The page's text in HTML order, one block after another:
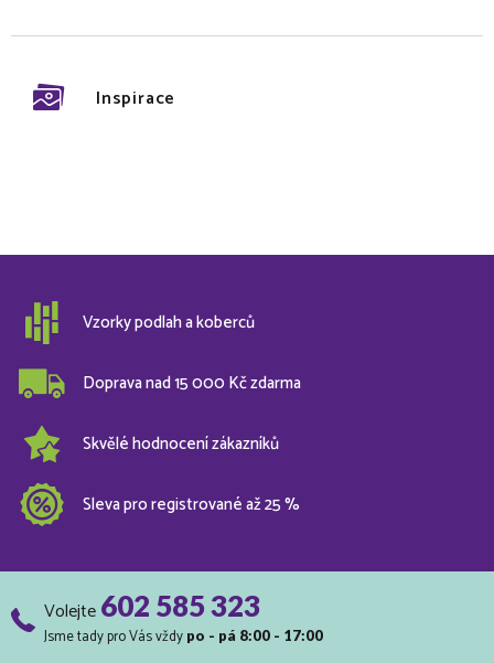
Inspirace
Vzorky podlah a koberců
Doprava nad 15 000 Kč zdarma
Skvělé hodnocení zákazníků
Sleva pro registrované až 25 %
Volejte602 585 323
Jsme tady pro Vás vždy po - pá 8:00 - 17:00